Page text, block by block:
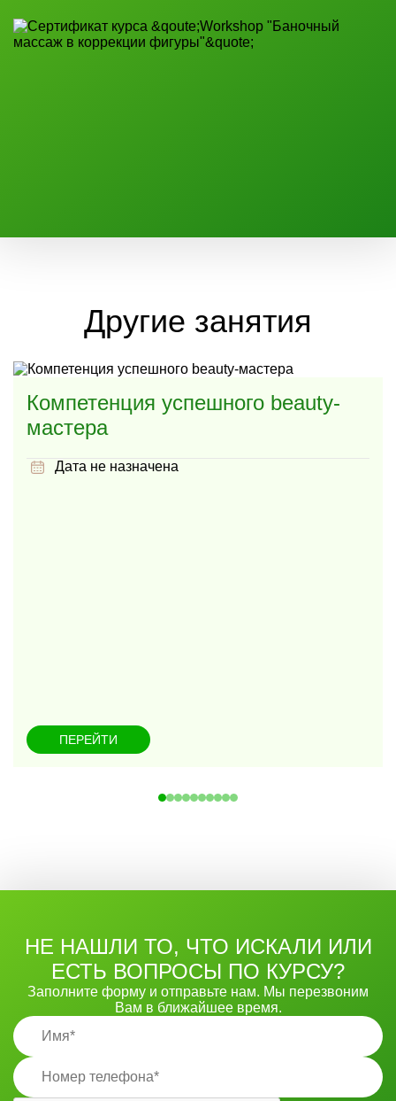
Другие занятия
Компетенция успешного beauty-
мастера
Дата не назначена
ПЕРЕЙТИ
НЕ НАШЛИ ТО, ЧТО ИСКАЛИ ИЛИ
ЕСТЬ ВОПРОСЫ ПО КУРСУ?
Заполните форму и отправьте нам. Мы перезвоним
Вам в ближайшее время.